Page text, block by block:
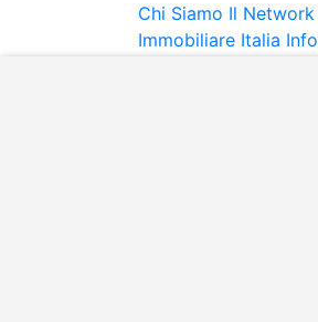
Chi Siamo Il Network
Immobiliare Italia
Gli annunci
italia.it quindi non è